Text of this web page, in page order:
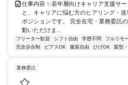
仕事内容 ✨若年層向けキャリア支援サ
と、キャリアに悩む方のヒアリング・
ポジションです。 完全在宅・業務委託
動いただけま...
フリーター歓迎 シフト自由 学歴不問 フルリモ
完全歩合制
ピアスOK 服装自由 ひげOK 髪型
業務委託